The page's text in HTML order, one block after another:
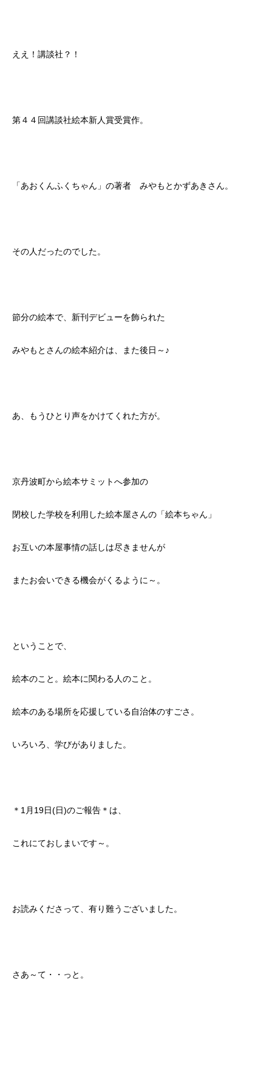
ええ！講談社？！
第４４回講談社絵本新人賞受賞作。
「あおくんふくちゃん」の著者 みやもとかずあきさん。
その人だったのでした。
節分の絵本で、新刊デビューを飾られた
みやもとさんの絵本紹介は、また後日～♪
あ、もうひとり声をかけてくれた方が。
京丹波町から絵本サミットへ参加の
閉校した学校を利用した絵本屋さんの「絵本ちゃん」
お互いの本屋事情の話しは尽きませんが
またお会いできる機会がくるように～。
ということで、
絵本のこと。絵本に関わる人のこと。
絵本のある場所を応援している自治体のすごさ。
いろいろ、学びがありました。
＊1月19日(日)のご報告＊は、
これにておしまいです～。
お読みくださって、有り難うございました。
さあ～て・・っと。